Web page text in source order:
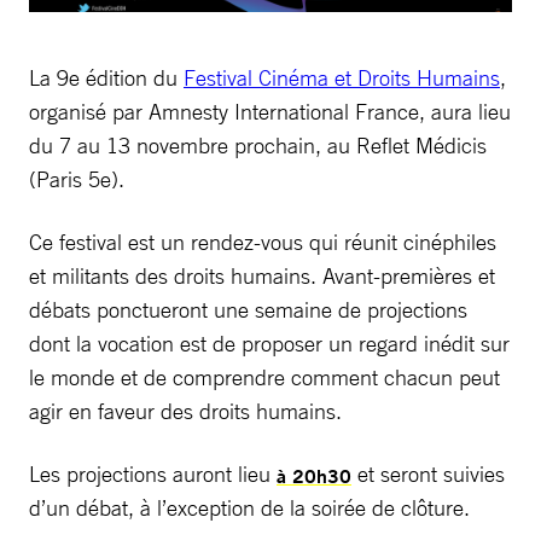
La 9e édition du Festival Cinéma et Droits Humains,
organisé par Amnesty International France, aura lieu
du 7 au 13 novembre prochain, au Reflet Médicis
(Paris 5e).
Ce festival est un rendez-vous qui réunit cinéphiles
et militants des droits humains. Avant-premières et
débats ponctueront une semaine de projections
dont la vocation est de proposer un regard inédit sur
le monde et de comprendre comment chacun peut
agir en faveur des droits humains.
Les projections auront lieu à 20h30 et seront suivies
d’un débat, à l’exception de la soirée de clôture.